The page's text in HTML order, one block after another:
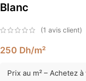
Blanc
(1 avis client)
250 Dh/m²
Prix au m² – Achetez